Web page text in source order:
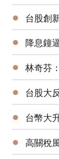
● 台股創新
● 降息鐘
● 林奇芬：
● 台股大反
● 台幣大升
● 高關稅風